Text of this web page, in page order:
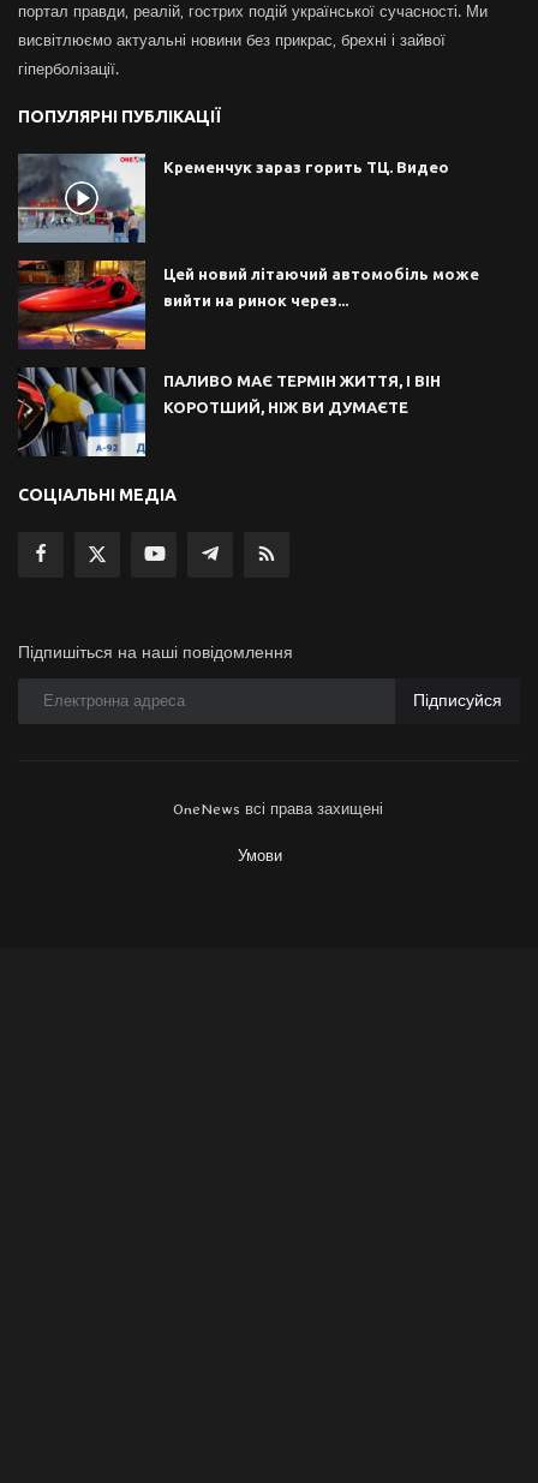
портал правди, реалій, гострих подій української сучасності. Ми
висвітлюємо актуальні новини без прикрас, брехні і зайвої
гіперболізації.
ПОПУЛЯРНІ ПУБЛІКАЦІЇ
Кременчук зараз горить ТЦ. Видео
Цей новий літаючий автомобіль може
вийти на ринок через...
ПАЛИВО МАЄ ТЕРМІН ЖИТТЯ, І ВІН
КОРОТШИЙ, НІЖ ВИ ДУМАЄТЕ
СОЦІАЛЬНІ МЕДІА
Підпишіться на наші повідомлення
Підписуйся
OneNews всі права захищені
Умови